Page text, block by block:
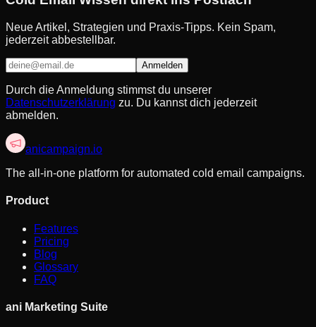
Neue Artikel, Strategien und Praxis-Tipps. Kein Spam,
jederzeit abbestellbar.
Anmelden
Durch die Anmeldung stimmst du unserer
Datenschutzerklärung zu. Du kannst dich jederzeit
abmelden.
anicampaign.io
The all-in-one platform for automated cold email campaigns.
Product
Features
Pricing
Blog
Glossary
FAQ
ani Marketing Suite